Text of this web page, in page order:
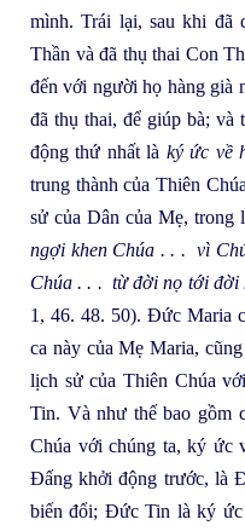
mình. Trái lại, sau khi đã
Thần và đã thụ thai Con
đến với người họ hàng già
đã thụ thai, để giúp bà; và
động thứ nhất là ký ức về
trung thành của Thiên
sử của Dân của Mẹ, trong
ngợi khen Chúa . . . vì
Chúa . . . từ đời nọ tới đời
1, 46. 48. 50). Đức Maria
ca này của Mẹ Maria,
lịch sử của Thiên Chúa
Tin. Và như thế bao gồm
Chúa với chúng ta, ký ức
Đấng khởi động trước, là
biến đổi; Đức Tin là ký ức